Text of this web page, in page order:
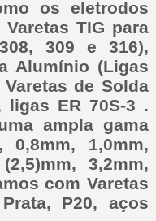
os eletrodos
TIG para
309 e 316),
Alumínio (Ligas
de Solda
ligas ER 70S-3 .
ampla gama
0,8mm, 1,0mm,
3,2mm,
com Varetas
P20, aços